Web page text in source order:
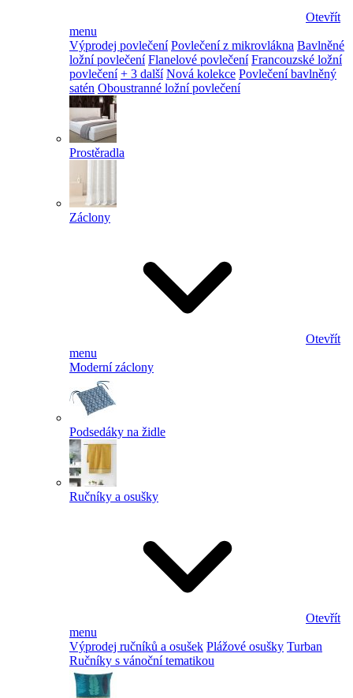
Otevřít
menu
Výprodej povlečení Povlečení z mikrovlákna Bavlněné
ložní povlečení Flanelové povlečení Francouzské ložní
povlečení + 3 další Nová kolekce Povlečení bavlněný
satén Oboustranné ložní povlečení
Prostěradla
Záclony
Otevřít
menu
Moderní záclony
Podsedáky na židle
Ručníky a osušky
Otevřít
menu
Výprodej ručníků a osušek Plážové osušky Turban
Ručníky s vánoční tematikou